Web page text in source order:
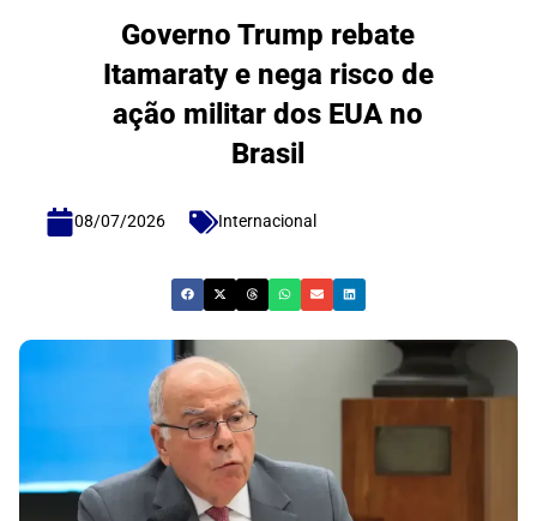
Governo Trump rebate
Itamaraty e nega risco de
ação militar dos EUA no
Brasil
08/07/2026 Internacional